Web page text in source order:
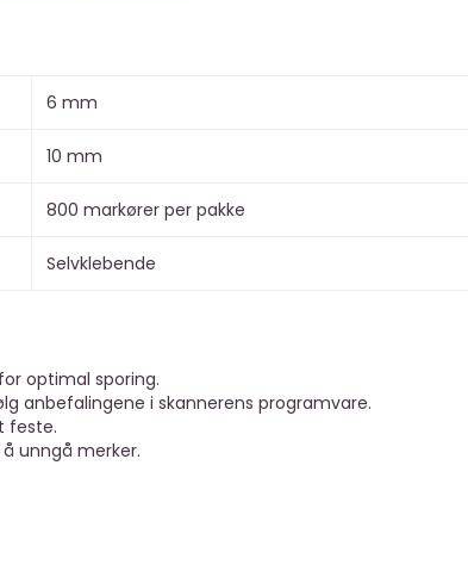
6 mm
10 mm
800 markører per pakke
Selvklebende
optimal sporing.
anbefalingene i skannerens programvare.
feste.
unngå merker.